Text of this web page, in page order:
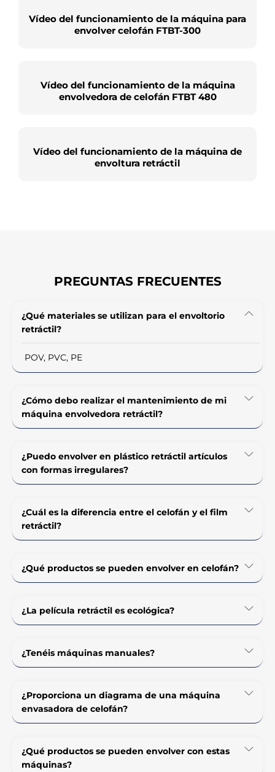
Vídeo del funcionamiento de la máquina para
envolver celofán FTBT-300
Vídeo del funcionamiento de la máquina
envolvedora de celofán FTBT 480
Vídeo del funcionamiento de la máquina de
envoltura retráctil
PREGUNTAS FRECUENTES
¿Qué materiales se utilizan para el envoltorio
retráctil?
POV, PVC, PE
¿Cómo debo realizar el mantenimiento de mi
máquina envolvedora retráctil?
¿Puedo envolver en plástico retráctil artículos
con formas irregulares?
¿Cuál es la diferencia entre el celofán y el film
retráctil?
¿Qué productos se pueden envolver en celofán?
¿La película retráctil es ecológica?
¿Tenéis máquinas manuales?
¿Proporciona un diagrama de una máquina
envasadora de celofán?
¿Qué productos se pueden envolver con estas
máquinas?